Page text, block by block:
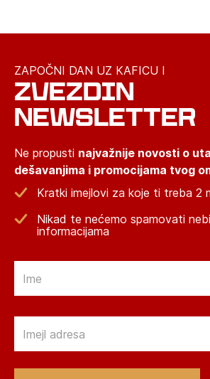
ZAPOČNI DAN UZ KAFICU I
ZVEZDIN
NEWSLETTER
Ne propusti najvažnije novosti o
dešavanjima i promocijama tvog
Kratki imejlovi za koje ti treba 2
Nikad te nećemo spamovati
informacijama